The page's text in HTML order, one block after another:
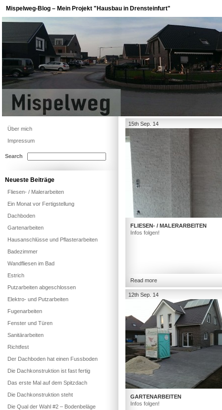
Mispelweg-Blog – Mein Projekt "Hausbau in Drensteinfurt"
15th Sep. 14
FLIESEN- / MALERARBEITEN
Infos folgen!
Read more
12th Sep. 14
GARTENARBEITEN
Infos folgen!
Über mich
Impressum
Search
Neueste Beiträge
Fliesen- / Malerarbeiten
Ein Monat vor Fertigstellung
Dachboden
Gartenarbeiten
Hausanschlüsse und Pflasterarbeiten
Badezimmer
Wandfliesen im Bad
Estrich
Putzarbeiten abgeschlossen
Elektro- und Putzarbeiten
Fugenarbeiten
Fenster und Türen
Sanitärarbeiten
Richtfest
Der Dachboden hat einen Fussboden
Die Dachkonstruktion ist fast fertig
Das erste Mal auf dem Spitzdach
Die Dachkonstruktion steht
Die Qual der Wahl #2 – Bodenbeläge